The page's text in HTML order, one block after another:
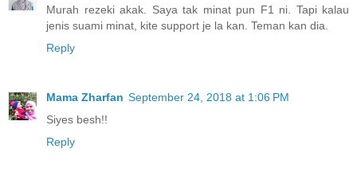
Murah rezeki akak. Saya tak minat pun F1 ni. Tapi kalau
jenis suami minat, kite support je la kan. Teman kan dia.
Reply
Mama Zharfan September 24, 2018 at 1:06 PM
Siyes besh!!
Reply